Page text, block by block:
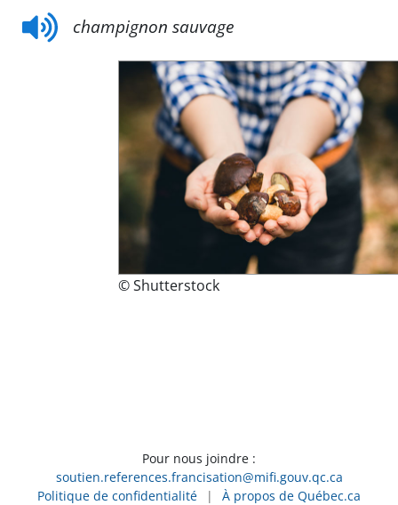
champignon sauvage
© Shutterstock
Pour nous joindre :
soutien.references.francisation@mifi.gouv.qc.ca
Politique de confidentialité
| À propos de Québec.ca